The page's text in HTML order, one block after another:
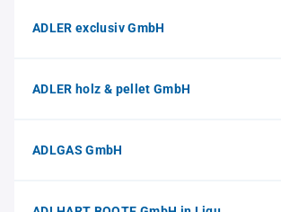
ADLER exclusiv GmbH
ADLER holz & pellet GmbH
ADLGAS GmbH